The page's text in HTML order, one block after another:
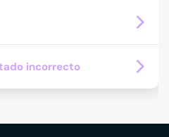
incorrecto